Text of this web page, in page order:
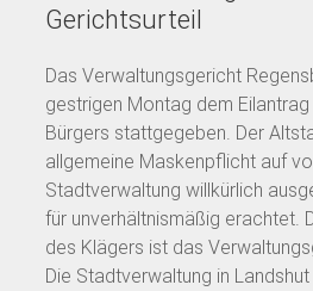
Gerichtsurteil
Das Verwaltungsgericht
gestrigen Montag dem
Bürgers stattgegeben. Der
allgemeine Maskenpflicht auf
Stadtverwaltung willkürlich
für unverhältnismäßig erachtet.
des Klägers ist das
Die Stadtverwaltung in